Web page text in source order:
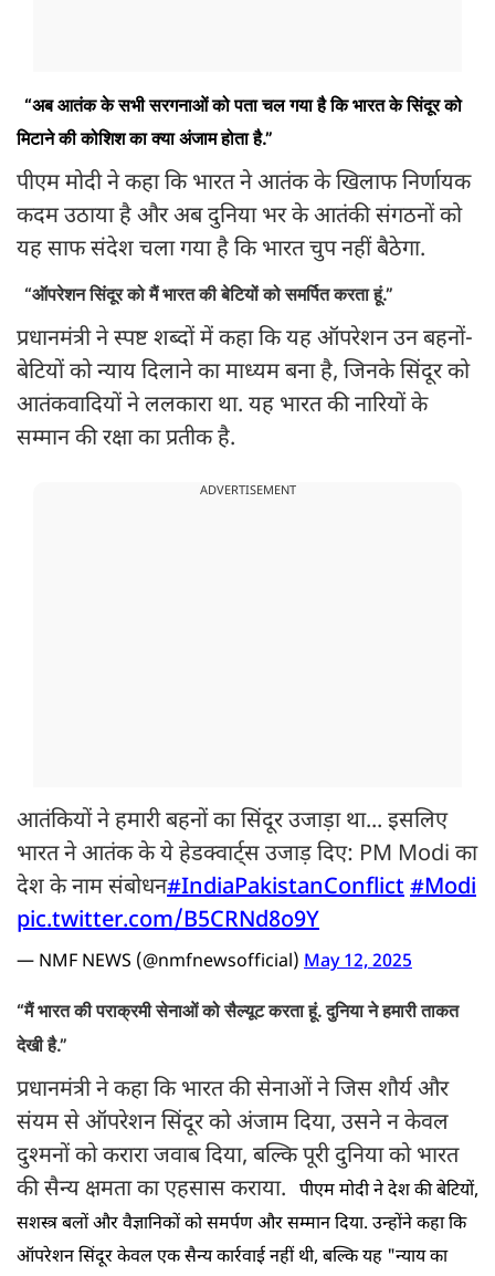
“अब आतंक के सभी सरगनाओं को पता चल गया है कि भारत के सिंदूर को
मिटाने की कोशिश का क्या अंजाम होता है.”
पीएम मोदी ने कहा कि भारत ने आतंक के खिलाफ निर्णायक
कदम उठाया है और अब दुनिया भर के आतंकी संगठनों को
यह साफ संदेश चला गया है कि भारत चुप नहीं बैठेगा.
“ऑपरेशन सिंदूर को मैं भारत की बेटियों को समर्पित करता हूं.”
प्रधानमंत्री ने स्पष्ट शब्दों में कहा कि यह ऑपरेशन उन बहनों-
बेटियों को न्याय दिलाने का माध्यम बना है, जिनके सिंदूर को
आतंकवादियों ने ललकारा था. यह भारत की नारियों के
सम्मान की रक्षा का प्रतीक है.
ADVERTISEMENT
आतंकियों ने हमारी बहनों का सिंदूर उजाड़ा था... इसलिए
भारत ने आतंक के ये हेडक्वार्ट्स उजाड़ दिए: PM Modi का
देश के नाम संबोधन#IndiaPakistanConflict#Modi
pic.twitter.com/B5CRNd8o9Y
— NMF NEWS (@nmfnewsofficial) May 12, 2025
“मैं भारत की पराक्रमी सेनाओं को सैल्यूट करता हूं. दुनिया ने हमारी ताकत
देखी है.”
प्रधानमंत्री ने कहा कि भारत की सेनाओं ने जिस शौर्य और
संयम से ऑपरेशन सिंदूर को अंजाम दिया, उसने न केवल
दुश्मनों को करारा जवाब दिया, बल्कि पूरी दुनिया को भारत
की सैन्य क्षमता का एहसास कराया.
पीएम मोदी ने देश की बेटियों,
सशस्त्र बलों और वैज्ञानिकों को समर्पण और सम्मान दिया. उन्होंने कहा कि
ऑपरेशन सिंदूर केवल एक सैन्य कार्रवाई नहीं थी, बल्कि यह "न्याय का